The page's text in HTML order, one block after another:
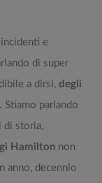
e
di super
a dirsi, degli
. Stiamo parlando
di storia,
Hamilton non
anno, decennio